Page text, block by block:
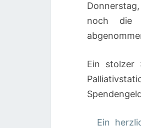
noch die
Ein stolzer
Ein